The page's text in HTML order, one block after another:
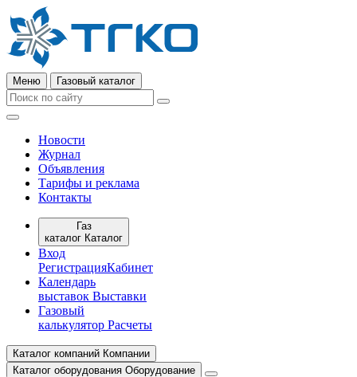
Меню Газовый каталог
Новости
Журнал
Объявления
Тарифы и реклама
Контакты
Газ
каталог Каталог
Вход
РегистрацияКабинет
Календарь
выставок Выставки
Газовый
калькулятор Расчеты
Каталог компаний Компании
Каталог оборудования Оборудование